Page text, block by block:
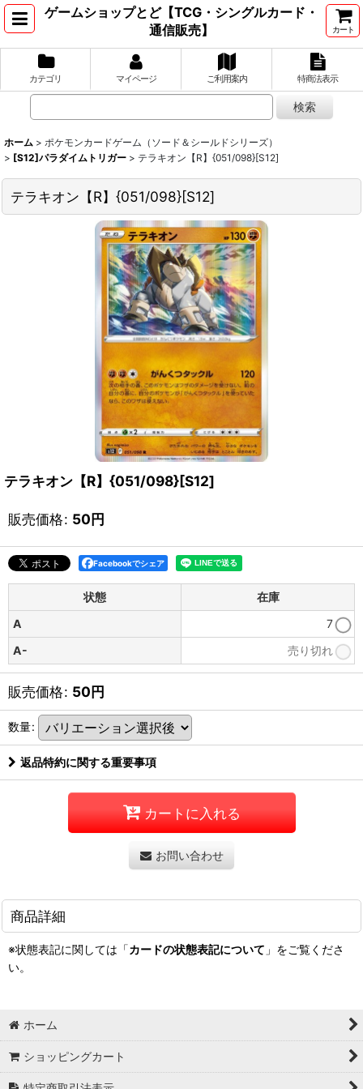
ゲームショップとど【TCG・シングルカード・
通信販売】
カート
カテゴリ マイページ ご利用案内 特商法表示
ホーム > ポケモンカードゲーム（ソード＆シールドシリーズ）
> [S12]パラダイムトリガー > テラキオン【R】{051/098}[S12]
テラキオン【R】{051/098}[S12]
テラキオン【R】{051/098}[S12]
販売価格: 50円
Facebookでシェア
状態
在庫
A
7
A-
売り切れ
販売価格: 50円
数量:
返品特約に関する重要事項
カートに入れる
お問い合わせ
商品詳細
※状態表記に関しては「カードの状態表記について 」をご覧くださ
い。
ホーム
ショッピングカート